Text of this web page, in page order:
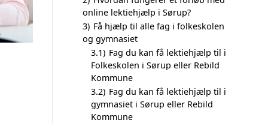
online lektiehjælp i Sørup?
3) Få hjælp til alle fag i folkeskolen
og gymnasiet
3.1) Fag du kan få lektiehjælp til i
Folkeskolen i Sørup eller Rebild
Kommune
3.2) Fag du kan få lektiehjælp til i
gymnasiet i Sørup eller Rebild
Kommune